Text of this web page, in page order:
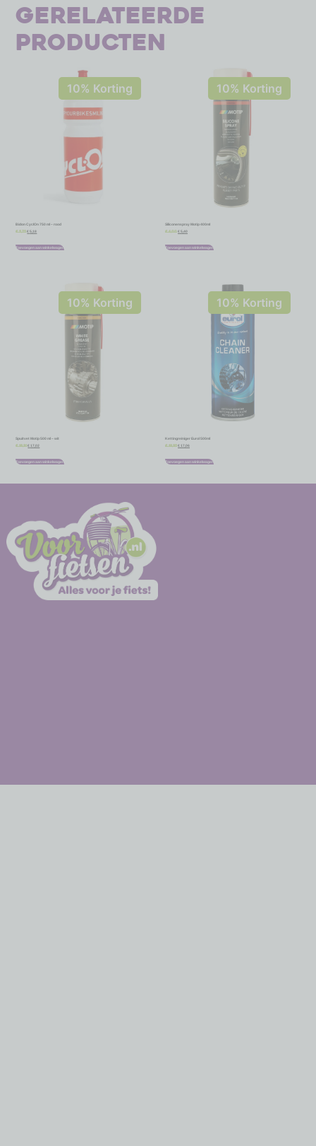
Gerelateerde
producten
10% Korting
Bidon CyclOn 750 ml – rood
€ 5,75 € 5,18
Toevoegen aan winkelwagen
10% Korting
Siliconenspray Motip 400ml
€ 6,00 € 5,40
Toevoegen aan winkelwagen
10% Korting
Spuitvet Motip 500 ml – wit
€ 18,91 € 17,02
Toevoegen aan winkelwagen
10% Korting
Kettingreiniger Eurol 500ml
€ 18,95 € 17,06
Toevoegen aan winkelwagen